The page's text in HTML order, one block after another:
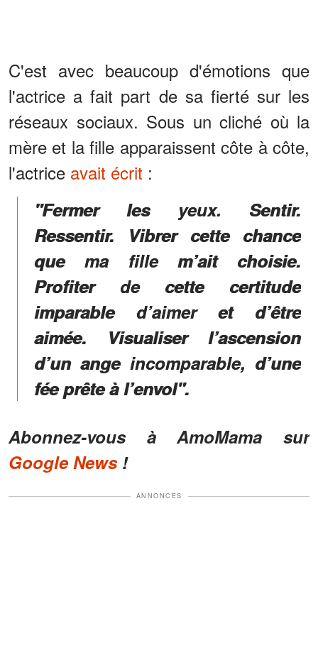
C'est avec beaucoup d'émotions que
l'actrice a fait part de sa fierté sur les
réseaux sociaux. Sous un cliché où la
mère et la fille apparaissent côte à côte,
l'actrice avait écrit :
"Fermer les yeux. Sentir.
Ressentir. Vibrer cette chance
que ma fille m’ait choisie.
Profiter de cette certitude
imparable d’aimer et d’être
aimée. Visualiser l’ascension
d’un ange incomparable, d’une
fée prête à l’envol".
Abonnez-vous à AmoMama sur
Google News!
ANNONCES